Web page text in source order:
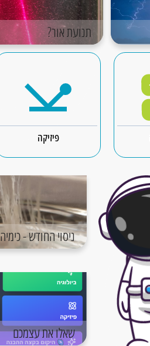
תנועת אור?
פיזיקה
ניסוי החודש - כימיה
שאלו את עצמכם